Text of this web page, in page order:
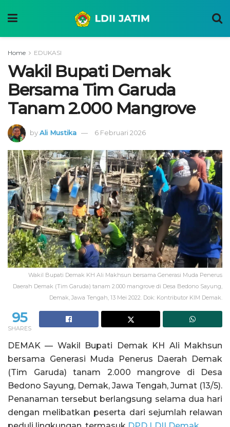
Home EDUKASI
Wakil Bupati Demak
Bersama Tim Garuda
Tanam 2.000 Mangrove
byAli Mustika 6 Februari 2026
Wakil Bupati Demak KH Ali Makhsun bersama Generasi Muda Penerus
Daerah Demak (Tim Garuda) tanam 2.000 mangrove di Desa Bedono Sayung,
Demak, Jawa Tengah, 13 Mei 2022. Dok: Kontributor KIM Demak.
95
SHARES
DEMAK — Wakil Bupati Demak KH Ali Makhsun
bersama Generasi Muda Penerus Daerah Demak
(Tim Garuda) tanam 2.000 mangrove di Desa
Bedono Sayung, Demak, Jawa Tengah, Jumat (13/5).
Penanaman tersebut berlangsung selama dua hari
dengan melibatkan peserta dari sejumlah relawan